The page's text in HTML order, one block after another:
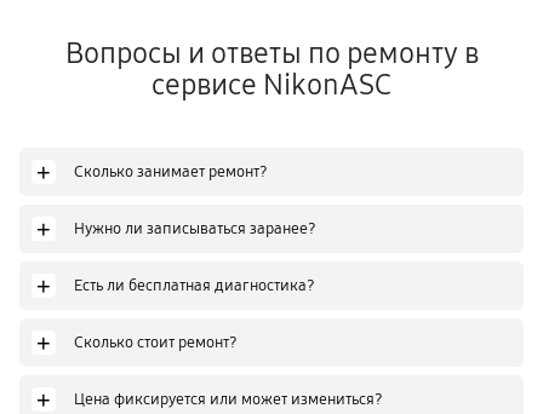
Вопросы и ответы по ремонту в
сервисе NikonASC
+ Сколько занимает ремонт?
+ Нужно ли записываться заранее?
+ Есть ли бесплатная диагностика?
+ Сколько стоит ремонт?
+ Цена фиксируется или может измениться?